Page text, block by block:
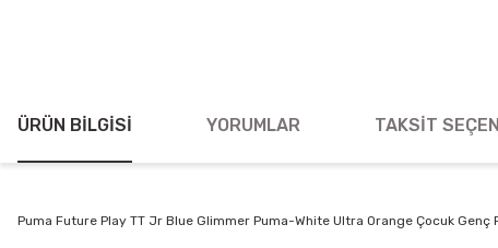
ÜRÜN BILGISI YORUMLAR TAKSIT
Puma Future Play TT Jr Blue Glimmer Puma-White Ultra Orange Çocuk Genç